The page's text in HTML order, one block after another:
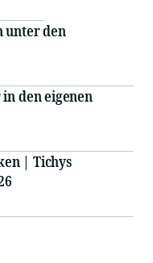
unter den
den eigenen
| Tichys